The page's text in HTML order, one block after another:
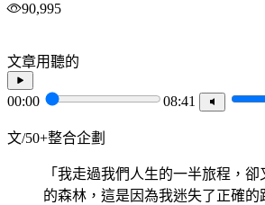
90,995
文章用聽的
00:00 08:41
文/50+整合企劃
「我走過我們人生的一半旅程，
的森林，這是因為我迷失了正確的